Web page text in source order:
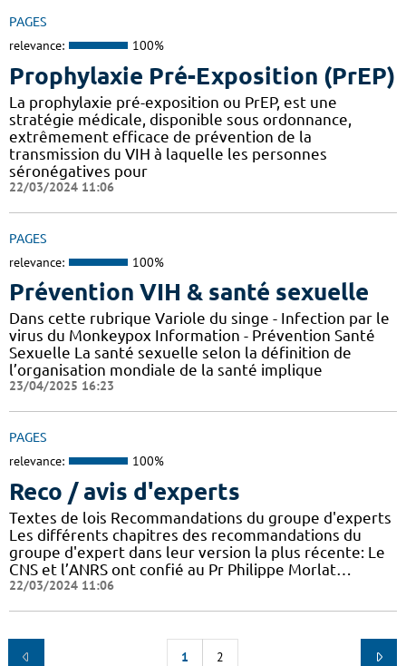
PAGES
relevance: 100%
Prophylaxie Pré-Exposition (PrEP)
La prophylaxie pré-exposition ou PrEP, est une
stratégie médicale, disponible sous ordonnance,
extrêmement efficace de prévention de la
transmission du VIH à laquelle les personnes
séronégatives pour
22/03/2024 11:06
PAGES
relevance: 100%
Prévention VIH & santé sexuelle
Dans cette rubrique Variole du singe - Infection par le
virus du Monkeypox Information - Prévention Santé
Sexuelle La santé sexuelle selon la définition de
l’organisation mondiale de la santé implique
23/04/2025 16:23
PAGES
relevance: 100%
Reco / avis d'experts
Textes de lois Recommandations du groupe d'experts
Les différents chapitres des recommandations du
groupe d'expert dans leur version la plus récente: Le
CNS et l’ANRS ont confié au Pr Philippe Morlat…
22/03/2024 11:06
1 2